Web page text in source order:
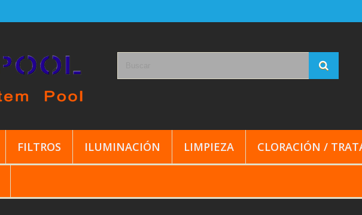
FILTROS ILUMINACIÓN LIMPIEZA CLORACIÓN /